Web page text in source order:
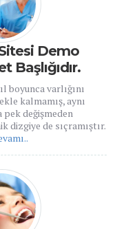
Demo
Başlığıdır.
boyunca varlığını
kalmamış, aynı
pek değişmeden
dizgiye de sıçramıştır.